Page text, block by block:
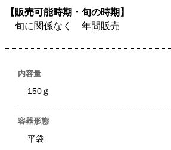
【販売可能時期・旬の時期】
旬に関係なく 年間販売
内容量
150ｇ
容器形態
平袋